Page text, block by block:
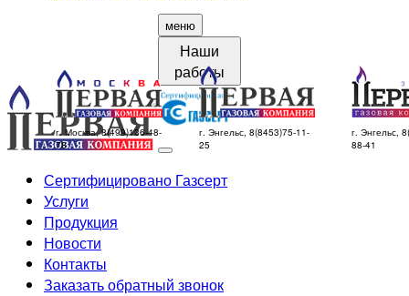
меню
Наши
работы
г. Москва, 8(499)136-48-
78
г. Энгельс, 8(8453)75-11-
25
г. Энгельс,
88-41
Сертифицировано Газсерт
Услуги
Продукция
Новости
Контакты
Заказать обратный звонок